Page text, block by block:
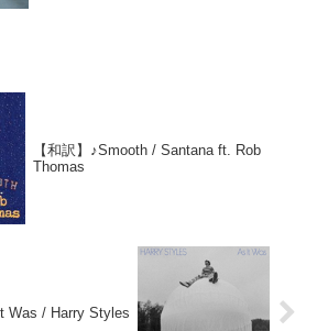
【和訳】♪Smooth / Santana ft. Rob
Thomas
Was / Harry Styles